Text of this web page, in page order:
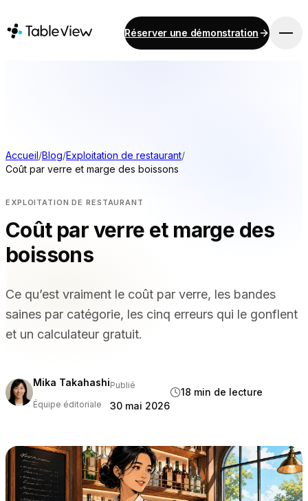
Réserver une démonstration
Comptabilité
Paiements
Instant Site
SOLUTIONS
PAR TYPE DE LIEU
Bars et boîtes de nuit
Hôtels et complexes touristiques
COMPARER
Tableview ou Toast
Accueil/Blog/Exploitation de restaurant/
Coût par verre et marge des boissons
EXPLOITATION DE RESTAURANT
Coût par verre et marge des
boissons
Ce qu’est vraiment le coût par verre, les bandes
saines par catégorie, les cinq erreurs qui le gonflent
et un calculateur gratuit.
Mika Takahashi
Équipe éditoriale
Publié
30 mai 2026
18 min de lecture